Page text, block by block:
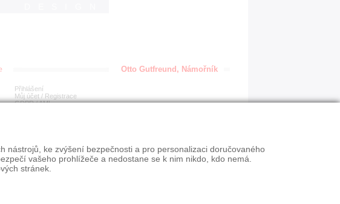
Přihlášení
Můj účet / Registrace
GDPR/AML
Otto Gutfreund, Námořník
nástrojů, ke zvýšení bezpečnosti a pro personalizaci doručovaného
vašeho prohlížeče a nedostane se k nim nikdo, kdo nemá.
stránek.